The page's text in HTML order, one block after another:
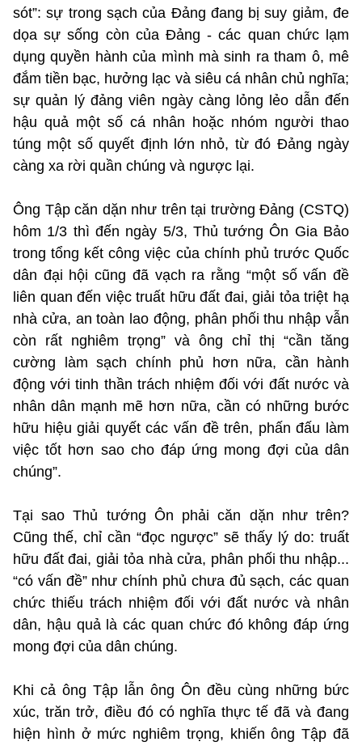
sót”: sự trong sạch của Đảng đang bị suy giảm, đe
dọa sự sống còn của Đảng - các quan chức lạm
dụng quyền hành của mình mà sinh ra tham ô, mê
đắm tiền bạc, hưởng lạc và siêu cá nhân chủ nghĩa;
sự quản lý đảng viên ngày càng lỏng lẻo dẫn đến
hậu quả một số cá nhân hoặc nhóm người thao
túng một số quyết định lớn nhỏ, từ đó Đảng ngày
càng xa rời quần chúng và ngược lại.
Ông Tập căn dặn như trên tại trường Đảng (CSTQ)
hôm 1/3 thì đến ngày 5/3, Thủ tướng Ôn Gia Bảo
trong tổng kết công việc của chính phủ trước Quốc
dân đại hội cũng đã vạch ra rằng “một số vấn đề
liên quan đến việc truất hữu đất đai, giải tỏa triệt hạ
nhà cửa, an toàn lao động, phân phối thu nhập vẫn
còn rất nghiêm trọng” và ông chỉ thị “cần tăng
cường làm sạch chính phủ hơn nữa, cần hành
động với tinh thần trách nhiệm đối với đất nước và
nhân dân mạnh mẽ hơn nữa, cần có những bước
hữu hiệu giải quyết các vấn đề trên, phấn đấu làm
việc tốt hơn sao cho đáp ứng mong đợi của dân
chúng”.
Tại sao Thủ tướng Ôn phải căn dặn như trên?
Cũng thế, chỉ cần “đọc ngược” sẽ thấy lý do: truất
hữu đất đai, giải tỏa nhà cửa, phân phối thu nhập...
“có vấn đề” như chính phủ chưa đủ sạch, các quan
chức thiếu trách nhiệm đối với đất nước và nhân
dân, hậu quả là các quan chức đó không đáp ứng
mong đợi của dân chúng.
Khi cả ông Tập lẫn ông Ôn đều cùng những bức
xúc, trăn trở, điều đó có nghĩa thực tế đã và đang
hiện hình ở mức nghiêm trọng, khiến ông Tập đã